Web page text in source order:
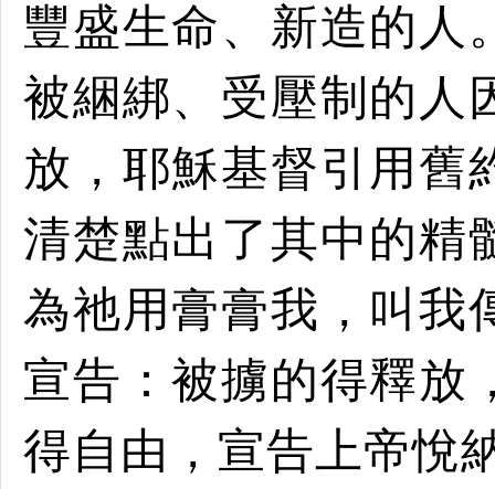
豐盛生命、新造的人
被綑綁、受壓制的人
放，耶穌基督引用舊
清楚點出了其中的精
為祂用膏膏我，叫我
宣告：被擄的得釋放
得自由，宣告上帝悅